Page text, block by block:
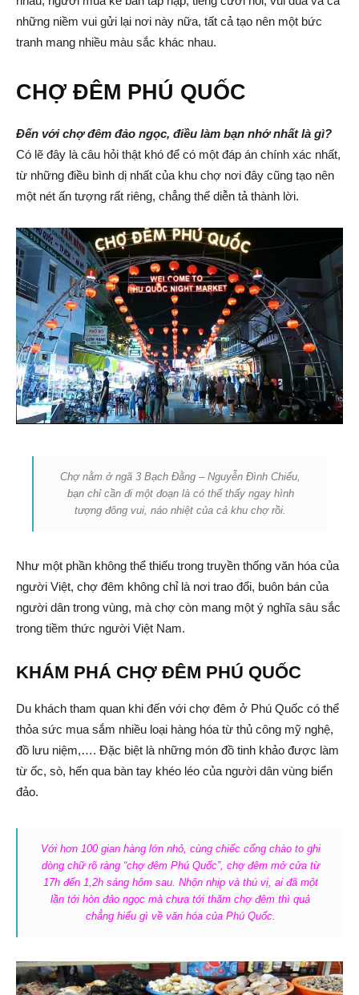
những niềm vui gửi lại nơi này nữa, tất cả tạo nên một bức
tranh mang nhiều màu sắc khác nhau.
CHỢ ĐÊM PHÚ QUỐC
Đến với chợ đêm đảo ngọc, điều làm bạn nhớ nhất là gì?
Có lẽ đây là câu hỏi thật khó để có một đáp án chính xác nhất,
từ những điều bình dị nhất của khu chợ nơi đây cũng tạo nên
một nét ấn tượng rất riêng, chẳng thể diễn tả thành lời.
Chợ nằm ở ngã 3 Bạch Đằng – Nguyễn Đình Chiểu,
bạn chỉ cần đi một đoạn là có thể thấy ngay hình
tượng đông vui, náo nhiệt của cả khu chợ rồi.
Như một phần không thể thiếu trong truyền thống văn hóa của
người Việt, chợ đêm không chỉ là nơi trao đổi, buôn bán của
người dân trong vùng, mà chợ còn mang một ý nghĩa sâu sắc
trong tiềm thức người Việt Nam.
KHÁM PHÁ CHỢ ĐÊM PHÚ QUỐC
Du khách tham quan khi đến với chợ đêm ở Phú Quốc có thể
thỏa sức mua sắm nhiều loại hàng hóa từ thủ công mỹ nghệ,
đồ lưu niệm,…. Đặc biệt là những món đồ tinh khảo được làm
từ ốc, sò, hến qua bàn tay khéo léo của người dân vùng biển
đảo.
Với hơn 100 gian hàng lớn nhỏ, cùng chiếc cổng chào to ghi
dòng chữ rõ ràng “chợ đêm Phú Quốc”, chợ đêm mở cửa từ
17h đến 1,2h sáng hôm sau. Nhộn nhịp và thú vị, ai đã một
lần tới hòn đảo ngọc mà chưa tới thăm chợ đêm thì quả
chẳng hiểu gì về văn hóa của Phú Quốc.